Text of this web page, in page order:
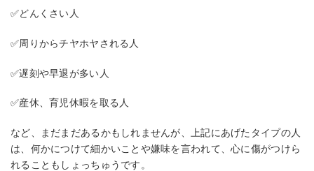
✅どんくさい人
✅周りからチヤホヤされる人
✅遅刻や早退が多い人
✅産休、育児休暇を取る人
など、まだまだあるかもしれませんが、上記にあげたタイプの人
は、何かにつけて細かいことや嫌味を言われて、心に傷がつけら
れることもしょっちゅうです。